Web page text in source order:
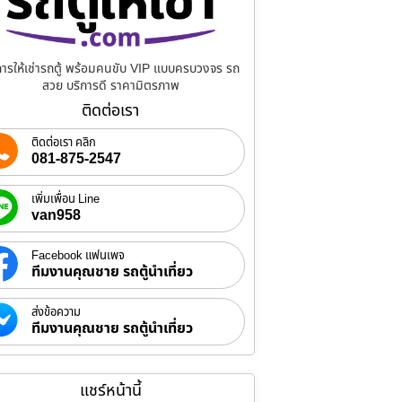
รให้เช่ารถตู้ พร้อมคนขับ VIP แบบครบวงจร รถ
สวย บริการดี ราคามิตรภาพ
ติดต่อเรา
ติดต่อเรา คลิก
081-875-2547
เพิ่มเพื่อน Line
van958
Facebook แฟนเพจ
ทีมงานคุณชาย รถตู้นำเที่ยว
ส่งข้อความ
ทีมงานคุณชาย รถตู้นำเที่ยว
แชร์หน้านี้